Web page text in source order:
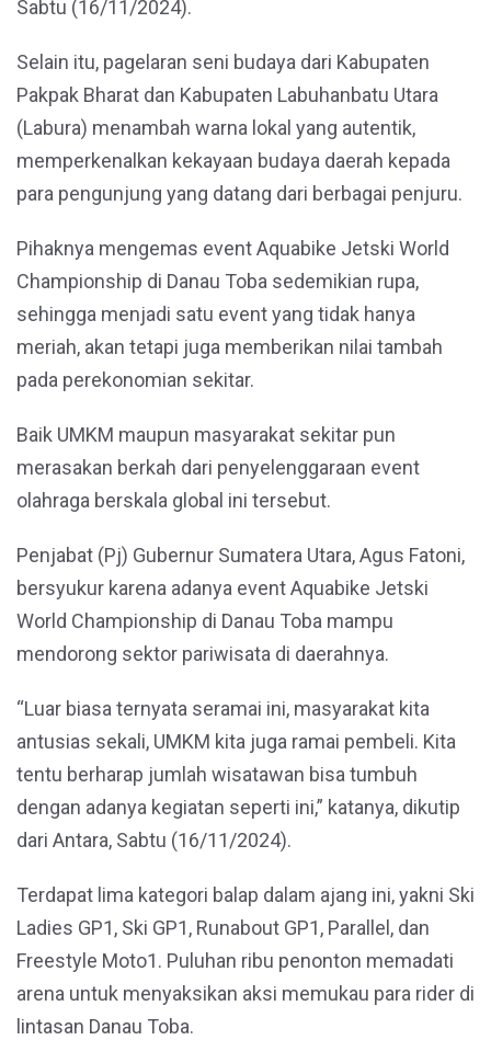
Sabtu (16/11/2024).
Selain itu, pagelaran seni budaya dari Kabupaten
Pakpak Bharat dan Kabupaten Labuhanbatu Utara
(Labura) menambah warna lokal yang autentik,
memperkenalkan kekayaan budaya daerah kepada
para pengunjung yang datang dari berbagai penjuru.
Pihaknya mengemas event Aquabike Jetski World
Championship di Danau Toba sedemikian rupa,
sehingga menjadi satu event yang tidak hanya
meriah, akan tetapi juga memberikan nilai tambah
pada perekonomian sekitar.
Baik UMKM maupun masyarakat sekitar pun
merasakan berkah dari penyelenggaraan event
olahraga berskala global ini tersebut.
Penjabat (Pj) Gubernur Sumatera Utara, Agus Fatoni,
bersyukur karena adanya event Aquabike Jetski
World Championship di Danau Toba mampu
mendorong sektor pariwisata di daerahnya.
“Luar biasa ternyata seramai ini, masyarakat kita
antusias sekali, UMKM kita juga ramai pembeli. Kita
tentu berharap jumlah wisatawan bisa tumbuh
dengan adanya kegiatan seperti ini,” katanya, dikutip
dari Antara, Sabtu (16/11/2024).
Terdapat lima kategori balap dalam ajang ini, yakni Ski
Ladies GP1, Ski GP1, Runabout GP1, Parallel, dan
Freestyle Moto1. Puluhan ribu penonton memadati
arena untuk menyaksikan aksi memukau para rider di
lintasan Danau Toba.